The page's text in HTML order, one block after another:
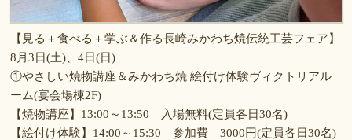
【見る＋食べる＋学ぶ＆作る長崎みかわち焼伝統工芸フェア】
8月3日(土)、4日(日)
①やさしい焼物講座＆みかわち焼 絵付け体験ヴィクトリアル
ーム(宴会場棟2F)
【焼物講座】13:00～13:50 入場無料(定員各日30名)
【絵付け体験】14:00～15:30 参加費 3000円(定員各日30名)